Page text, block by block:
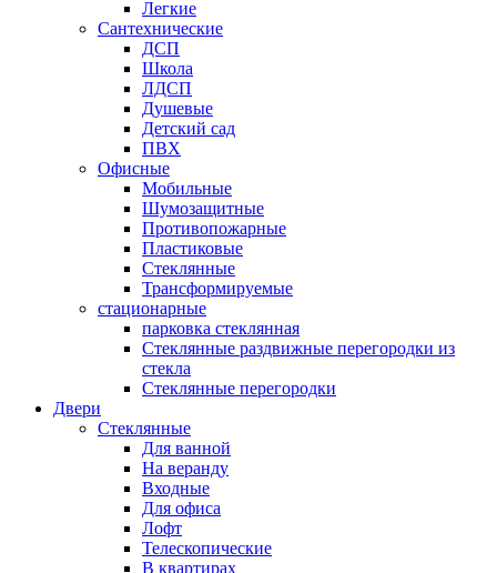
Легкие
Сантехнические
ДСП
Школа
ЛДСП
Душевые
Детский сад
ПВХ
Офисные
Мобильные
Шумозащитные
Противопожарные
Пластиковые
Стеклянные
Трансформируемые
стационарные
парковка стеклянная
Стеклянные раздвижные перегородки из
стекла
Стеклянные перегородки
Двери
Стеклянные
Для ванной
На веранду
Входные
Для офиса
Лофт
Телескопические
В квартирах